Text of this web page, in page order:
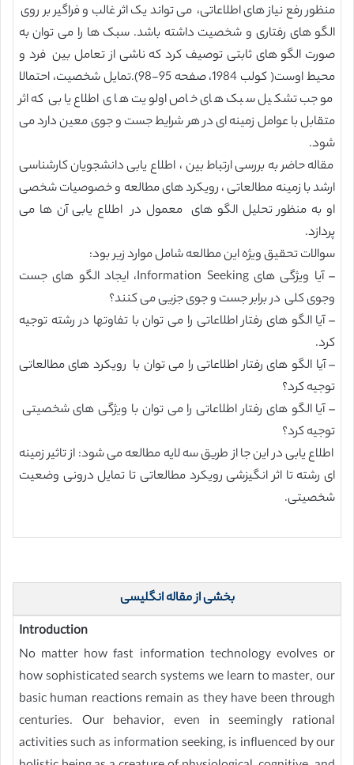
منظور رفع نیاز های اطلاعاتی، می تواند یک اثر غالب و فراگیر بر روی
الگو های رفتاری و شخصیت داشته باشد. سبک ها را می توان به
صورت الگو های ثابتی توصیف کرد که ناشی از تعامل بین فرد و
محیط اوست( کولب 1984، صفحه 95-98).تمایل شخصیت، احتمالا
موجب تشکیل سبک های خاص اولویت های اطلاع یابی که اثر
متقابل با عوامل زمینه ای در هر شرایط جست و جوی معین دارد می
شود.
مقاله حاضر به بررسی ارتباط بین ، اطلاع یابی دانشجویان کارشناسی
ارشد با زمینه مطالعاتی ، رویکرد های مطالعه و خصوصیات شخصی
او به منظور تحلیل الگو های معمول در اطلاع یابی آن ها می
پردازد.
سوالات تحقیق ویژه این مطالعه شامل موارد زیر بود:
– آیا ویژگی های Information Seeking، ایجاد الگو های جست
وجوی کلی در برابر جست و جوی جزیی می کنند؟
– آیا الگو های رفتار اطلاعاتی را می توان با تفاوتها در رشته توجیه
کرد.
– آیا الگو های رفتار اطلاعاتی را می توان با رویکرد های مطالعاتی
توجیه کرد؟
– آیا الگو های رفتار اطلاعاتی را می توان با ویژگی های شخصیتی
توجیه کرد؟
اطلاع یابی در این جا از طریق سه لایه مطالعه می شود: از تاثیر زمینه
ای رشته تا اثر انگیزشی رویکرد مطالعاتی تا تمایل درونی وضعیت
شخصیتی.
بخشی از مقاله انگلیسی
Introduction
No matter how fast information technology evolves or
how sophisticated search systems we learn to master, our
basic human reactions remain as they have been through
centuries. Our behavior, even in seemingly rational
activities such as information seeking, is influenced by our